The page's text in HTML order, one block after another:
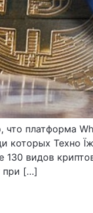
что платформа
которых Техно
130 видов
при […]